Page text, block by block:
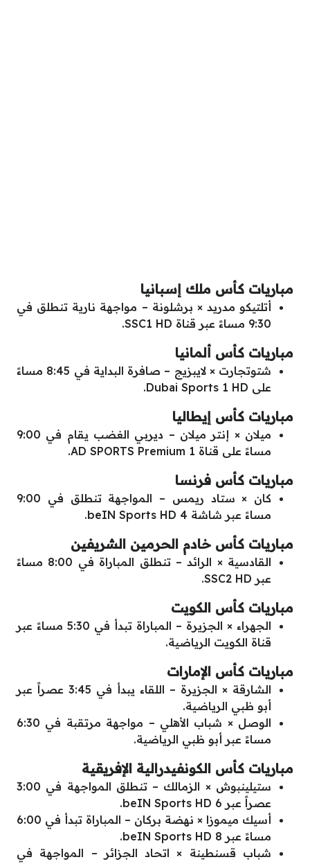
مباريات كأس ملك إسبانيا
أتلتيكو مدريد × برشلونة – مواجهة نارية تنطلق في
9:30 مساءً عبر قناة SSC1 HD.
مباريات كأس ألمانيا
شتوتجارت × لايبزيج – صافرة البداية في 8:45 مساءً
على Dubai Sports 1 HD.
مباريات كأس إيطاليا
ميلان × إنتر ميلان – ديربي الغضب يقام في 9:00
مساءً على قناة AD SPORTS Premium 1.
مباريات كأس فرنسا
كان × ستاد ريمس – المواجهة تنطلق في 9:00
مساءً عبر شاشة beIN Sports HD 4.
مباريات كأس خادم الحرمين الشريفين
القادسية × الرائد – تنطلق المباراة في 8:00 مساءً
عبر SSC2 HD.
مباريات كأس الكويت
الجهراء × الجزيرة – المباراة تبدأ في 5:30 مساءً عبر
قناة الكويت الرياضية.
مباريات كأس الإمارات
الشارقة × الجزيرة – اللقاء يبدأ في 3:45 عصراً عبر
أبو ظبي الرياضية.
الوصل × شباب الأهلي – مواجهة مرتقبة في 6:30
مساءً عبر أبو ظبي الرياضية.
مباريات كأس الكونفيدرالية الإفريقية
ستيلينبوش × الزمالك – تنطلق المواجهة في 3:00
عصراً عبر beIN Sports HD 6.
أسيك ميموزا × نهضة بركان – المباراة تبدأ في 6:00
مساءً عبر beIN Sports HD 8.
شباب قسنطينة × اتحاد الجزائر – المواجهة في